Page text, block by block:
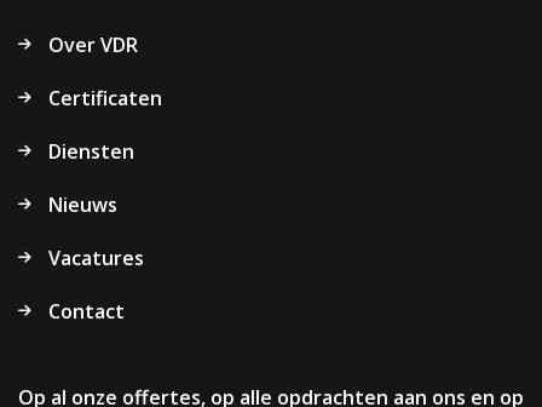
Over VDR
Certificaten
Diensten
Nieuws
Vacatures
Contact
Op al onze offertes, op alle opdrachten aan ons en op